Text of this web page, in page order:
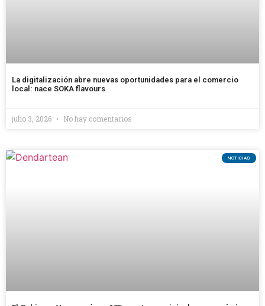
La digitalización abre nuevas oportunidades para el comercio
local: nace SOKA flavours
julio 3, 2026 No hay comentarios
NOTICIAS